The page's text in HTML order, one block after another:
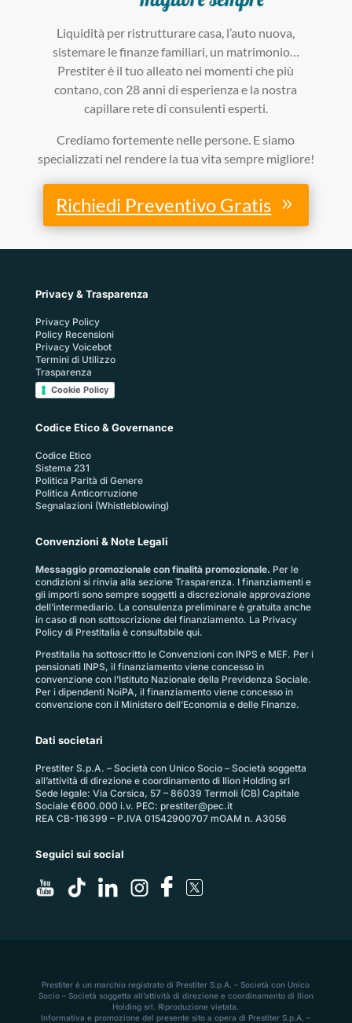
Liquidità per ristrutturare casa, l’auto nuova,
sistemare le finanze familiari, un matrimonio…
Prestiter è il tuo alleato nei momenti che più
contano, con 28 anni di esperienza e la nostra
capillare rete di consulenti esperti.
Crediamo fortemente nelle persone. E siamo
specializzati nel rendere la tua vita sempre migliore!
Richiedi Preventivo Gratis
Privacy & Trasparenza
Privacy Policy
Policy Recensioni
Privacy Voicebot
Termini di Utilizzo
Trasparenza
Cookie Policy
Codice Etico & Governance
Codice Etico
Sistema 231
Politica Parità di Genere
Politica Anticorruzione
Segnalazioni (Whistleblowing)
Convenzioni & Note Legali
Messaggio promozionale con finalità promozionale. Per le
condizioni si rinvia alla sezione Trasparenza. I finanziamenti e
gli importi sono sempre soggetti a discrezionale approvazione
dell’intermediario. La consulenza preliminare è gratuita anche
in caso di non sottoscrizione del finanziamento. La Privacy
Policy di Prestitalia è consultabile qui.
Prestitalia ha sottoscritto le Convenzioni con INPS e MEF. Per i
pensionati INPS, il finanziamento viene concesso in
convenzione con l’Istituto Nazionale della Previdenza Sociale.
Per i dipendenti NoiPA, il finanziamento viene concesso in
convenzione con il Ministero dell’Economia e delle Finanze.
Dati societari
Prestiter S.p.A. – Società con Unico Socio – Società soggetta
all’attività di direzione e coordinamento di Ilion Holding srl
Sede legale: Via Corsica, 57 – 86039 Termoli (CB) Capitale
Sociale €600.000 i.v. PEC: prestiter@pec.it
REA CB-116399 – P.IVA 01542900707 mOAM n. A3056
Seguici sui social
Prestiter è un marchio registrato di Prestiter S.p.A. – Società con Unico
Socio – Società soggetta all’attività di direzione e coordinamento di Ilion
Holding srl. Riproduzione vietata.
Informativa e promozione del presente sito a opera di Prestiter S.p.A. –